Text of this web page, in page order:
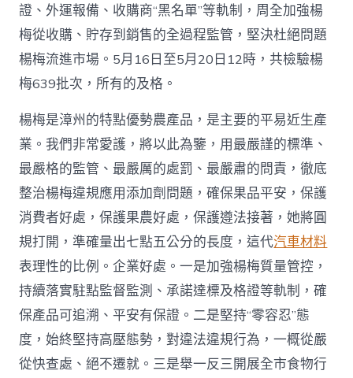
證、外運報備、收購商“黑名單”等軌制，周全加強楊
梅從收購、貯存到銷售的全過程監管，堅決杜絕問題
楊梅流進市場。5月16日至5月20日12時，共檢驗楊
梅639批次，所有的及格。
楊梅是漳州的特點優勢農產品，是主要的平易近生產
業。我們非常愛護，將以此為鑒，用最嚴謹的標準、
最嚴格的監管、最嚴厲的處罰、最嚴肅的問責，徹底
整治楊梅違規應用添加劑問題，確保果品平安，保護
消費者好處，保護果農好處，保護遵法接著，她將圓
規打開，準確量出七點五公分的長度，這代汽車材料
表理性的比例。企業好處。一是加強楊梅質量管控，
持續落實駐點監督監測、承諾達標及格證等軌制，確
保產品可追溯、平安有保證。二是堅持“零容忍”態
度，始終堅持高壓態勢，對違法違規行為，一概從嚴
從快查處、絕不遷就。三是舉一反三開展全市食物行